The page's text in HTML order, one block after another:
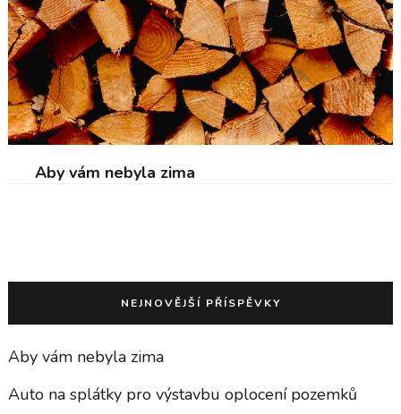
Aby vám nebyla zima
NEJNOVĚJŠÍ PŘÍSPĚVKY
Aby vám nebyla zima
Auto na splátky pro výstavbu oplocení pozemků